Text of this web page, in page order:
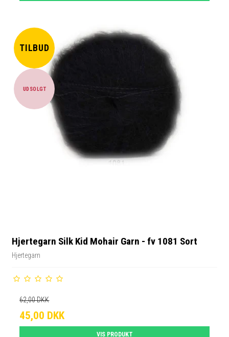
TILBUD
UDSOLGT
Hjertegarn Silk Kid Mohair Garn - fv 1081 Sort
Hjertegarn
62,00 DKK
45,00 DKK
VIS PRODUKT